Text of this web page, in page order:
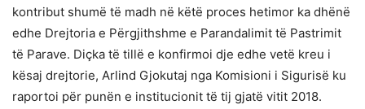
kontribut shumë të madh në këtë proces hetimor ka dhënë
edhe Drejtoria e Përgjithshme e Parandalimit të Pastrimit
të Parave. Diçka të tillë e konfirmoi dje edhe vetë kreu i
kësaj drejtorie, Arlind Gjokutaj nga Komisioni i Sigurisë ku
raportoi për punën e institucionit të tij gjatë vitit 2018.